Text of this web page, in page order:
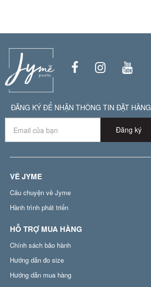
ĐĂNG KÝ ĐỂ NHẬN THÔNG TIN ĐẶT HÀNG
Đăng ký
VỀ JYME
Câu chuyện về Jyme
Hành trình phát triển
HỖ TRỢ MUA HÀNG
Chính sách bảo hành
Hướng dẫn đo size
Hướng dẫn mua hàng